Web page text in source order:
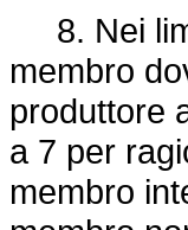
8. Nei
membro
produttore
a 7 per
membro